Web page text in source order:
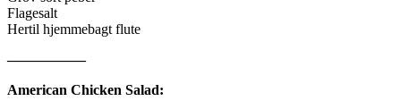
Flagesalt
Hertil hjemmebagt flute
—————–
American Chicken Salad: